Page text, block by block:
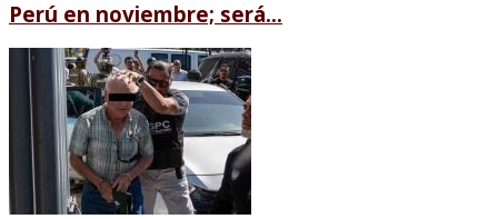
Perú en noviembre; será...